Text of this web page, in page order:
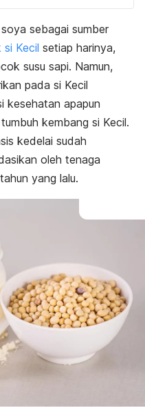
sebagai sumber
si Kecil setiap harinya,
susu sapi. Namun,
pada si Kecil
kesehatan apapun
kembang si Kecil.
kedelai sudah
oleh tenaga
yang lalu.